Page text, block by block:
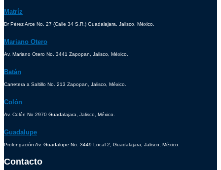
Matríz
Dr Pérez Arce No. 27 (Calle 34 S.R.) Guadalajara, Jalisco, México.
Mariano Otero
Av. Mariano Otero No. 3441 Zapopan, Jalisco, México.
Batán
Carretera a Saltillo No. 213 Zapopan, Jalisco, México.
Colón
Av. Colón No 2970 Guadalajara, Jalisco, México.
Guadalupe
Prolongación Av. Guadalupe No. 3449 Local 2, Guadalajara, Jalisco, México.
Contacto